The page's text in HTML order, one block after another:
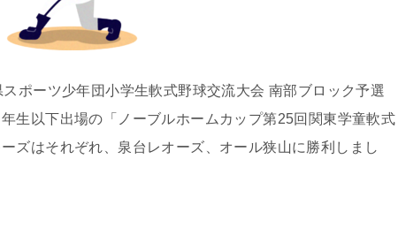
ポーツ少年団小学生軟式野球交流大会 南部ブロック予選
生以下出場の「
ノーブルホームカップ第25回関東学童軟式
ズはそれぞれ、泉台レオーズ、オール狭山に勝利しまし